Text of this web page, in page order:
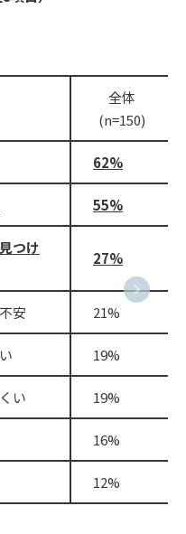
全体
(n=150)
62%
55%
つけ
27%
安 21%
19%
い 19%
16%
12%